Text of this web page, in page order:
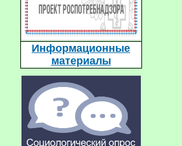
Информационные
материалы